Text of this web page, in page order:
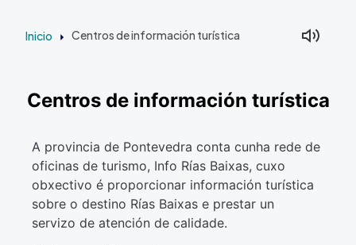
Inicio Centros de información turística
Centros de información turística
A provincia de Pontevedra conta cunha rede de
oficinas de turismo, Info Rías Baixas, cuxo
obxectivo é proporcionar información turística
sobre o destino Rías Baixas e prestar un
servizo de atención de calidade.